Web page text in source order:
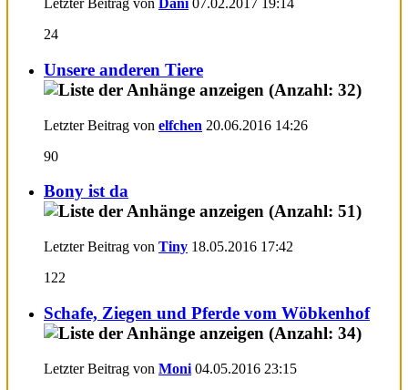
Letzter Beitrag von Dani 07.02.2017 19:14
24
Unsere anderen Tiere
Letzter Beitrag von elfchen 20.06.2016 14:26
90
Bony ist da
Letzter Beitrag von Tiny 18.05.2016 17:42
122
Schafe, Ziegen und Pferde vom Wöbkenhof
Letzter Beitrag von Moni 04.05.2016 23:15